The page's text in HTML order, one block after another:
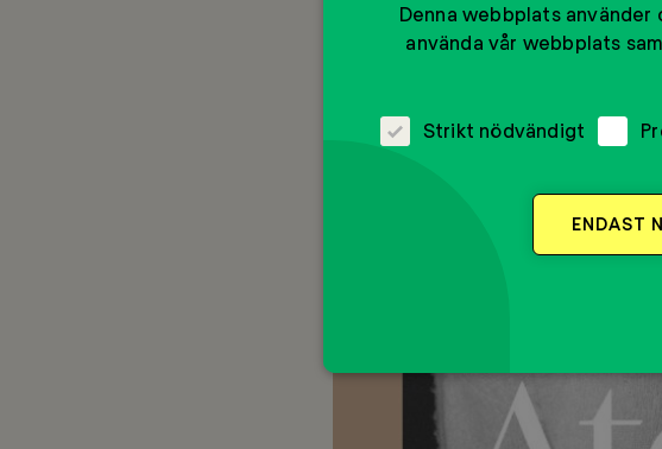
Denna webbplats
använda vår webbplats
Strikt nödvändigt
ENDAST